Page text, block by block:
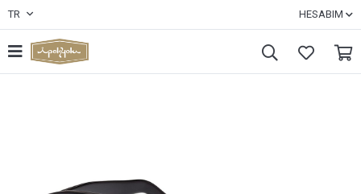
TR HESABIM